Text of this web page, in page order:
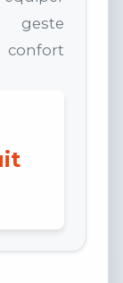
geste
confort